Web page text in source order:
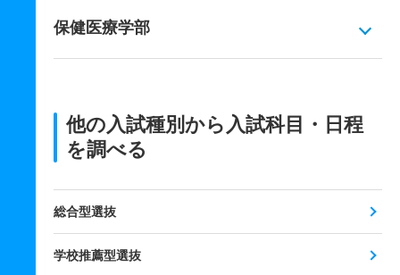
保健医療学部
他の入試種別から入試科目・日程
を調べる
総合型選抜
学校推薦型選抜